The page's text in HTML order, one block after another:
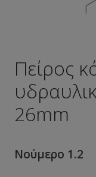
Πείρος
26mm
Νούμερο 1.2